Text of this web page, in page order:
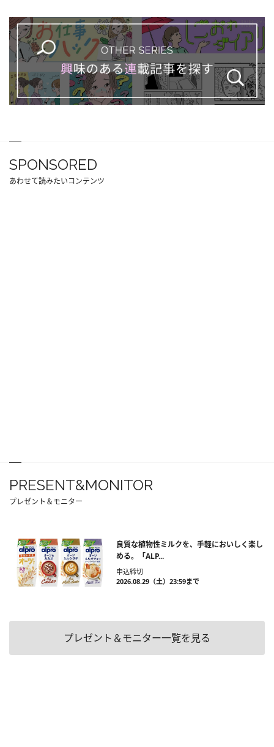
SPONSORED
あわせて読みたいコンテンツ
PRESENT&MONITOR
プレゼント＆モニター
良質な植物性ミルクを、手軽においしく楽し
める。「ALP...
申込締切
2026.08.29（土）23:59まで
プレゼント＆モニター一覧を見る